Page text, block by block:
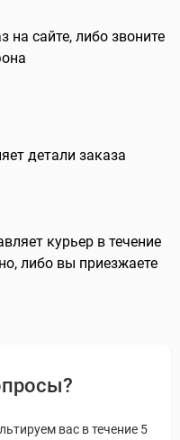
на сайте, либо звоните
детали заказа
курьер в течение
либо вы приезжаете
вас в течение 5